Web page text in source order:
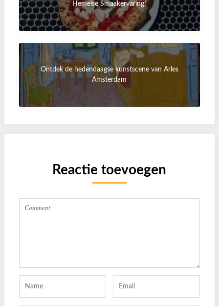
Hemelse Smaakervaring!
Ontdek de hedendaagse kunstscene van Arles
Amsterdam
Reactie toevoegen